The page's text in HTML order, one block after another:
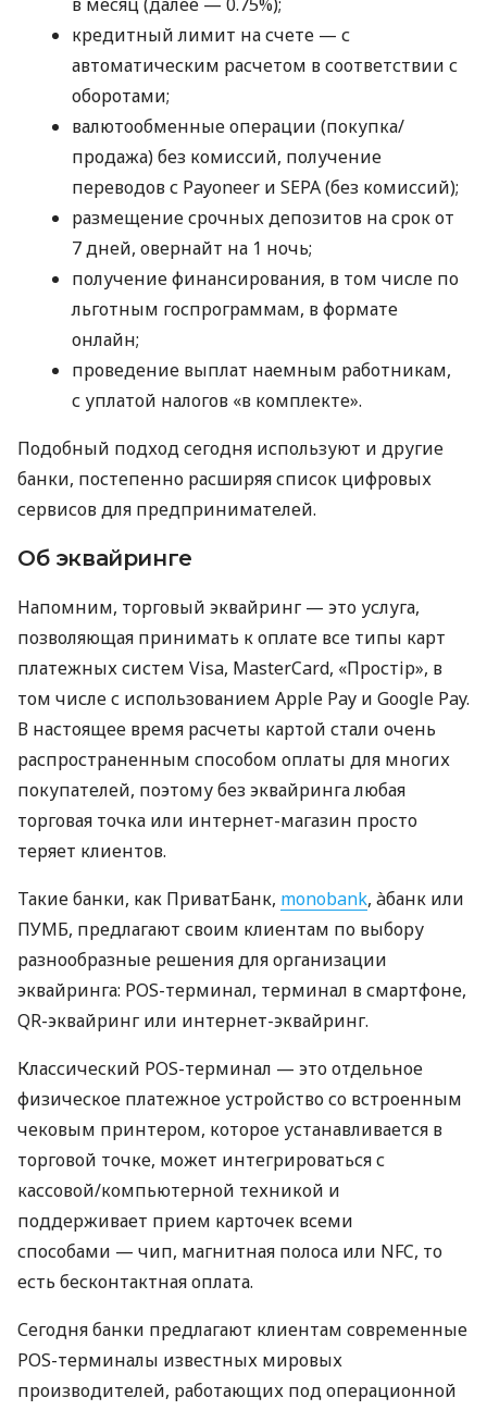
в месяц (далее — 0.75%);
кредитный лимит на счете — с
автоматическим расчетом в соответствии с
оборотами;
валютообменные операции (покупка/
продажа) без комиссий, получение
переводов с Payoneer и SEPA (без комиссий);
размещение срочных депозитов на срок от
7 дней, овернайт на 1 ночь;
получение финансирования, в том числе по
льготным госпрограммам, в формате
онлайн;
проведение выплат наемным работникам,
с уплатой налогов «в комплекте».
Подобный подход сегодня используют и другие
банки, постепенно расширяя список цифровых
сервисов для предпринимателей.
Об эквайринге
Напомним, торговый эквайринг — это услуга,
позволяющая принимать к оплате все типы карт
платежных систем Visa, MasterCard, «Простір», в
том числе с использованием Apple Pay и Google Pay.
В настоящее время расчеты картой стали очень
распространенным способом оплаты для многих
покупателей, поэтому без эквайринга любая
торговая точка или интернет-магазин просто
теряет клиентов.
Такие банки, как ПриватБанк, monobank, àбанк или
ПУМБ, предлагают своим клиентам по выбору
разнообразные решения для организации
эквайринга: POS-терминал, терминал в смартфоне,
QR-эквайринг или интернет-эквайринг.
Классический POS-терминал — это отдельное
физическое платежное устройство со встроенным
чековым принтером, которое устанавливается в
торговой точке, может интегрироваться с
кассовой/компьютерной техникой и
поддерживает прием карточек всеми
способами — чип, магнитная полоса или NFC, то
есть бесконтактная оплата.
Сегодня банки предлагают клиентам современные
POS-терминалы известных мировых
производителей, работающих под операционной